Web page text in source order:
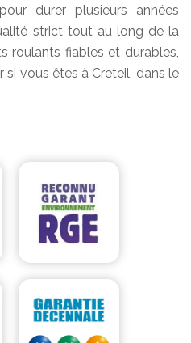
durer plusieurs années
strict tout au long de la
roulants fiables et durables,
si vous êtes à Creteil, dans le